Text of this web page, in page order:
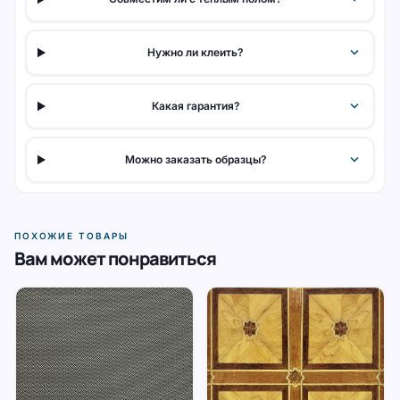
Нужно ли клеить? expand_more
Какая гарантия? expand_more
Можно заказать образцы? expand_more
ПОХОЖИЕ ТОВАРЫ
Вам может понравиться